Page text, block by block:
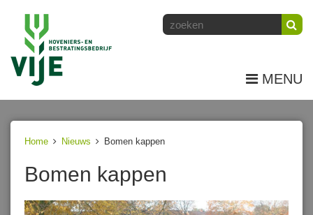
MENU
Home Nieuws Bomen kappen
Bomen kappen